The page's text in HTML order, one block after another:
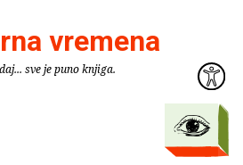
vremena
sve je puno knjiga.